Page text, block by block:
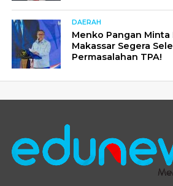
DAERAH
Menko Pangan
Makassar Segera
Permasalahan TPA!